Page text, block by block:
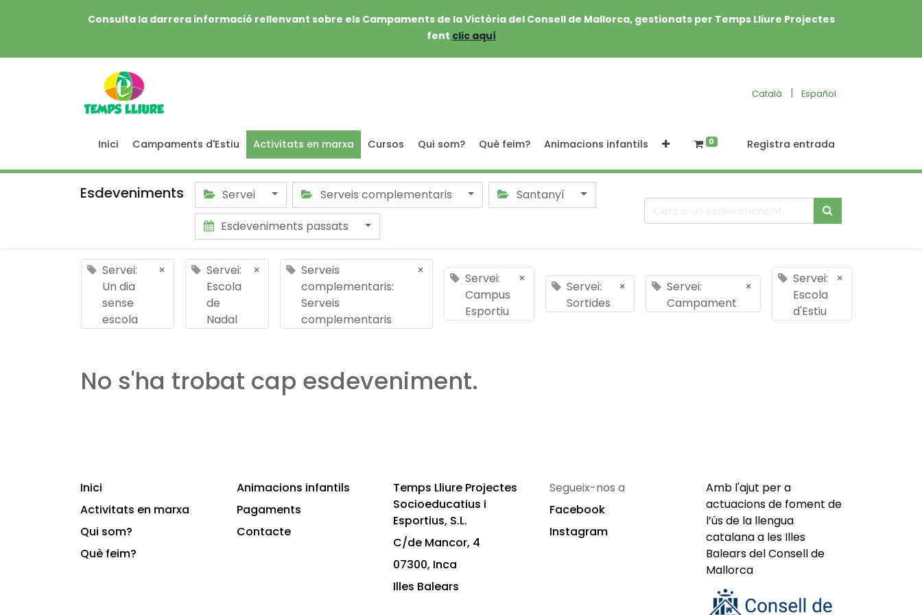
Consulta la darrera informació rellenvant sobre els Campaments de la Victòria del Consell de Mallorca, gestionats per Temps Lliure Projectes
fent clic aquí
Català | Español
Inici Campaments d'Estiu Activitats en marxa Cursos Qui som? Què feim? Animacions infantils 0 Registra entrada
Esdeveniments Servei Serveis complementaris
Santanyí
Esdeveniments passats
Servei:
Un dia
sense
escola
×
Servei:
Escola
de
Nadal
×
Serveis
complementaris:
Serveis
complementaris
×
Servei:
Campus
Esportiu
×
Servei:
Sortides
×
Servei:
Campament
×
Servei:
Escola
d'Estiu
×
No s'ha trobat cap esdeveniment.
Inici
Activitats en marxa
Qui som?
Què feim?
Animacions infantils
Pagaments
Contacte
Temps Lliure Projectes
Socioeducatius i
Esportius, S.L.
C/de Mancor, 4
07300, Inca
Illes Balears
Segueix-nos a
Facebook
Instagram
Amb l'ajut per a
actuacions de foment de
l’ús de la llengua
catalana a les Illes
Balears del Consell de
Mallorca